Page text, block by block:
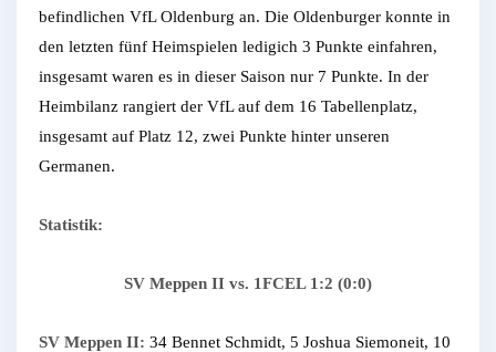
befindlichen VfL Oldenburg an. Die Oldenburger konnte in
den letzten fünf Heimspielen ledigich 3 Punkte einfahren,
insgesamt waren es in dieser Saison nur 7 Punkte. In der
Heimbilanz rangiert der VfL auf dem 16 Tabellenplatz,
insgesamt auf Platz 12, zwei Punkte hinter unseren
Germanen.
Statistik:
SV Meppen II vs. 1FCEL 1:2 (0:0)
SV Meppen II: 34 Bennet Schmidt, 5 Joshua Siemoneit, 10